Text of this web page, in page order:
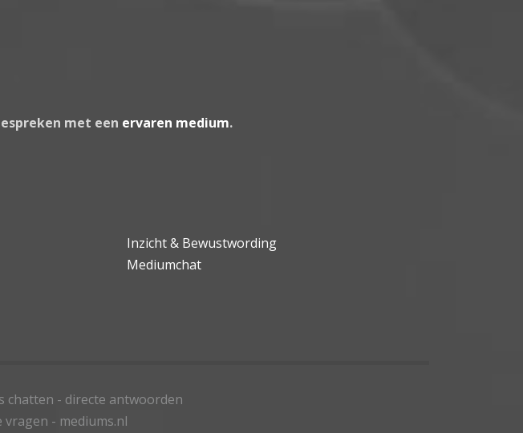
met een ervaren medium.
Inzicht & Bewustwording
Mediumchat
chatten - directe antwoorden
- mediums.nl